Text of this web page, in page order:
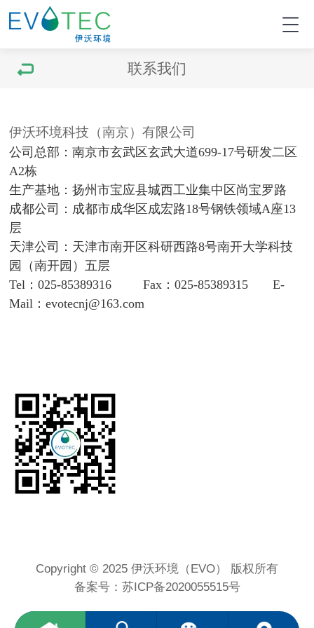
联系我们
伊沃环境科技（南京）有限公司
公司总部：南京市玄武区玄武大道699-17号研发二区
A2栋
生产基地：扬州市宝应县城西工业集中区尚宝罗路
成都公司：成都市成华区成宏路18号钢铁领域A座13
层
天津公司：天津市南开区科研西路8号南开大学科技
园（南开园）五层
Tel：025-85389316 Fax：025-85389315 E-
Mail：evotecnj@163.com
Copyright © 2025 伊沃环境（EVO） 版权所有
备案号： 苏ICP备2020055515号